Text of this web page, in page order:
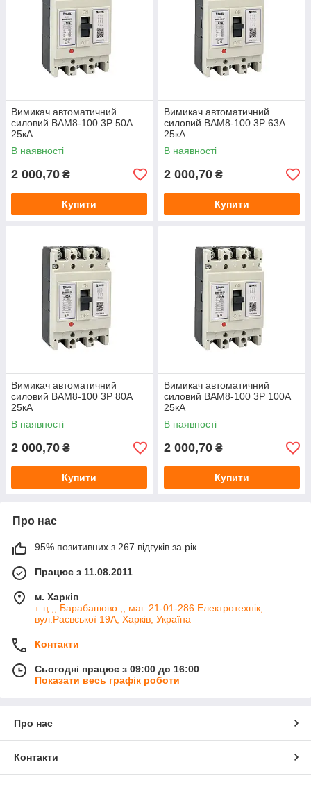
Вимикач автоматичний
силовий ВАМ8-100 3Р 50А
25кА
В наявності
2 000,70 ₴
Купити
Вимикач автоматичний
силовий ВАМ8-100 3Р 63А
25кА
В наявності
2 000,70 ₴
Купити
Вимикач автоматичний
силовий ВАМ8-100 3Р 80А
25кА
В наявності
2 000,70 ₴
Купити
Вимикач автоматичний
силовий ВАМ8-100 3Р 100А
25кА
В наявності
2 000,70 ₴
Купити
Про нас
95% позитивних з 267 відгуків за рік
Працює з 11.08.2011
м. Харків
т. ц ,, Барабашово ,, маг. 21-01-286 Електротехнік,
вул.Раєвської 19А, Харків, Україна
Контакти
Сьогодні працює з 09:00 до 16:00
Показати весь графік роботи
Про нас
Контакти